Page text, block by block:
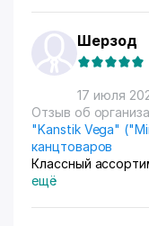
Шерзод
17 июля
Отзыв об
"Kanstik Vega"
канцтоваров
Классный
ещё